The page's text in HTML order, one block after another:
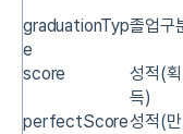
graduationTyp
e
졸업구
score
성적(획
득)
perfectScore성적(만